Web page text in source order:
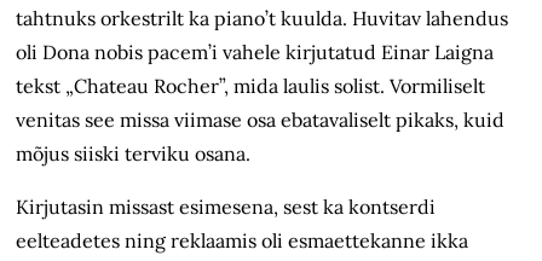
tahtnuks orkestrilt ka piano’t kuulda. Huvitav lahendus
oli Dona nobis pacem’i vahele kirjutatud Einar Laigna
tekst „Chateau Rocher”, mida laulis solist. Vormiliselt
venitas see missa viimase osa ebatavaliselt pikaks, kuid
mõjus siiski terviku osana.
Kirjutasin missast esimesena, sest ka kontserdi
eelteadetes ning reklaamis oli esmaettekanne ikka